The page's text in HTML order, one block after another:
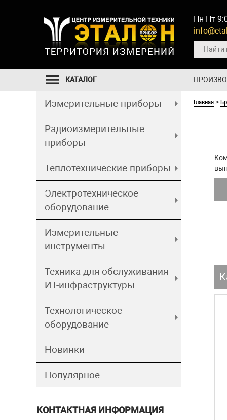
Пн-Пт
КАТАЛОГ
Измерительные приборы
Радиоизмерительные
приборы
Теплотехнические приборы
Электротехническое
оборудование
Измерительные
инструменты
Техника для обслуживания
ИТ-инфраструктуры
Технологическое
оборудование
Новинки
Популярное
КОНТАКТНАЯ ИНФОРМАЦИЯ
Главная >